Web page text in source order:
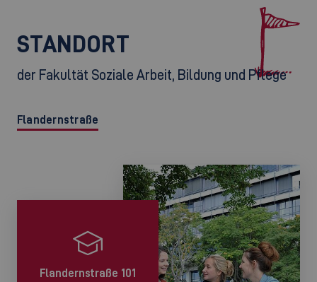
STANDORT
der Fakultät Soziale Arbeit, Bildung und Pflege
Flandernstraße
Flandernstraße 101